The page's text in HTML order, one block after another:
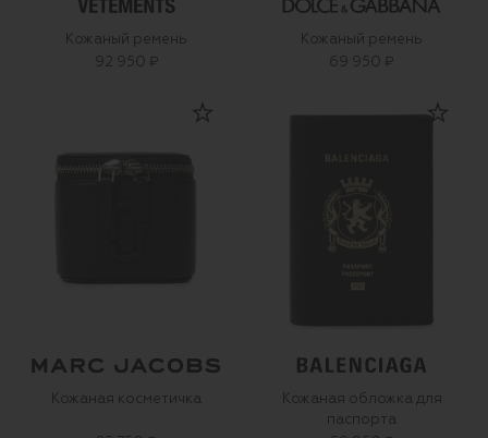
Кожаный ремень
92 950 ₽
Кожаный ремень
69 950 ₽
Кожаная косметичка
Кожаная обложка для
паспорта